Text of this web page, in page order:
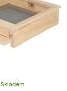
Skladem